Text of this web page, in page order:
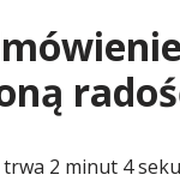
2 minut 4